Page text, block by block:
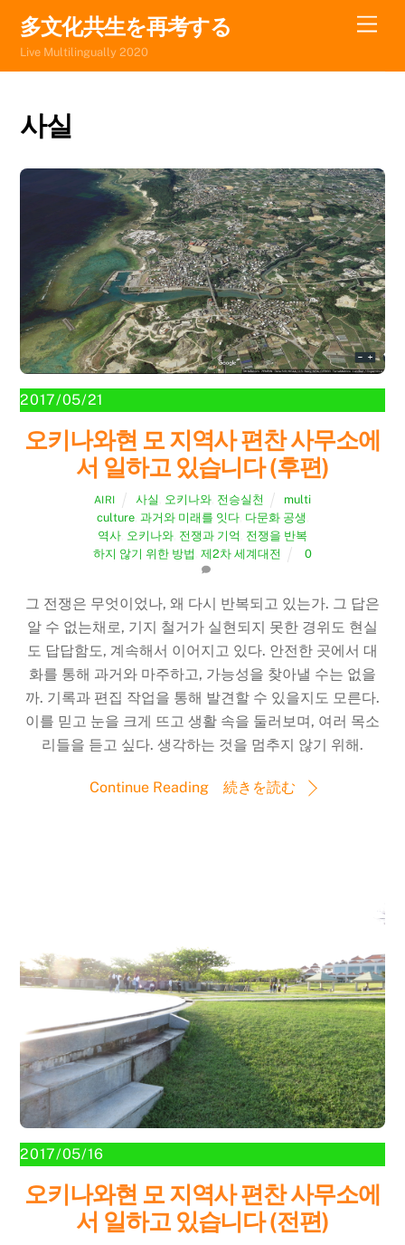
content
多文化共生を再考する
Live Multilingually 2020
사실
2017/05/21
오키나와현 모 지역사 편찬 사무소에
서 일하고 있습니다 (후편)
AIRI 사실 오키나와 전승실천
multi
culture, 과거와 미래를 잇다, 다문화 공생
역사 오키나와 전쟁과 기억 전쟁을 반복
하지 않기 위한 방법 ,제2차 세계대전 0
그 전쟁은 무엇이었나, 왜 다시 반복되고 있는가. 그 답은
알 수 없는채로, 기지 철거가 실현되지 못한 경위도 현실
도 답답함도, 계속해서 이어지고 있다. 안전한 곳에서 대
화를 통해 과거와 마주하고, 가능성을 찾아낼 수는 없을
까. 기록과 편집 작업을 통해 발견할 수 있을지도 모른다.
이를 믿고 눈을 크게 뜨고 생활 속을 둘러보며, 여러 목소
리들을 듣고 싶다. 생각하는 것을 멈추지 않기 위해.
Continue Reading 続きを読む
2017/05/16
오키나와현 모 지역사 편찬 사무소에
서 일하고 있습니다 (전편)